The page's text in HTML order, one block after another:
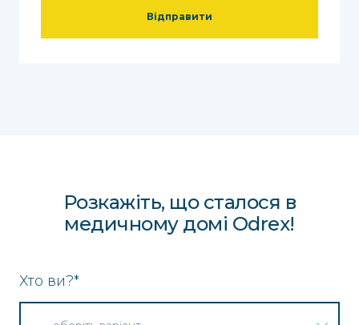
Відправити
Розкажіть, що сталося в
медичному домі Odrex!
Хто ви?*